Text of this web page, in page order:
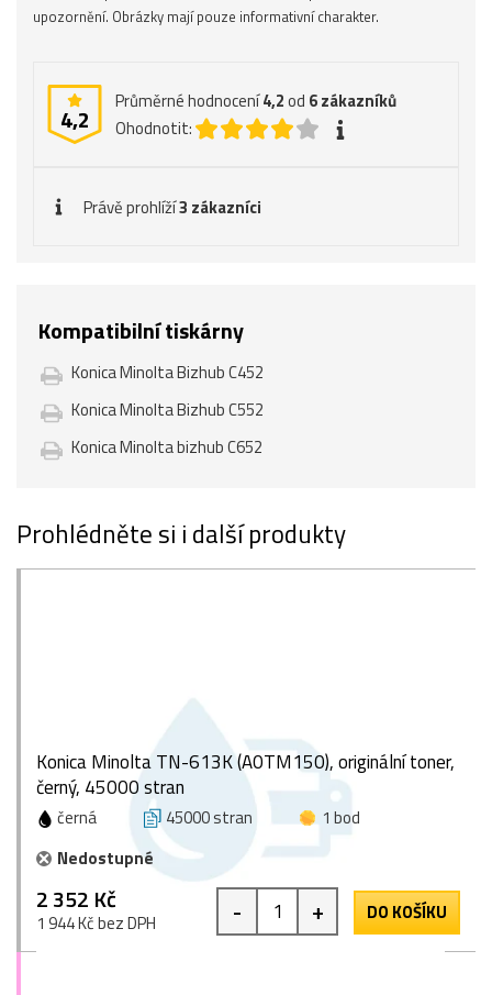
upozornění. Obrázky mají pouze informativní charakter.
4,2
Průměrné hodnocení4,2od 6zákazníků
Ohodnotit:
Právě prohlíží3 zákazníci
Kompatibilní tiskárny
Konica Minolta Bizhub C452
Konica Minolta Bizhub C552
Konica Minolta bizhub C652
Prohlédněte si i další produkty
Konica Minolta TN-613K (A0TM150), originální toner,
černý, 45000 stran
černá 45000 stran
1 bod
Nedostupné
2 352 Kč
1 944 Kč bez DPH - + DO KOŠÍKU